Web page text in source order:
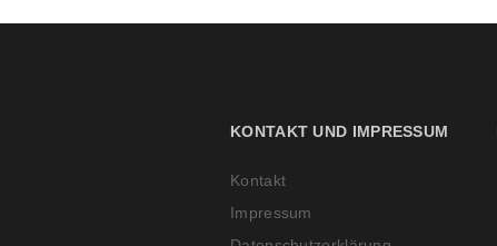
KONTAKT UND IMPRESSUM
Kontakt
Impressum